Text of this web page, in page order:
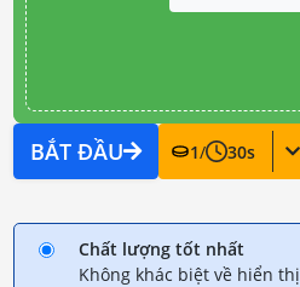
BẮT ĐẦU 1/ 30s
Chất lượng tốt nhất
Không khác biệt về hiển thị